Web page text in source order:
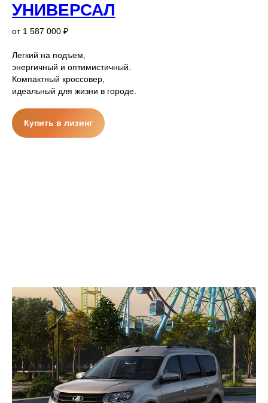
УНИВЕРСАЛ
от 1 587 000 ₽
Легкий на подъем,
энергичный и оптимистичный.
Компактный кроссовер,
идеальный для жизни в городе.
Купить в лизинг